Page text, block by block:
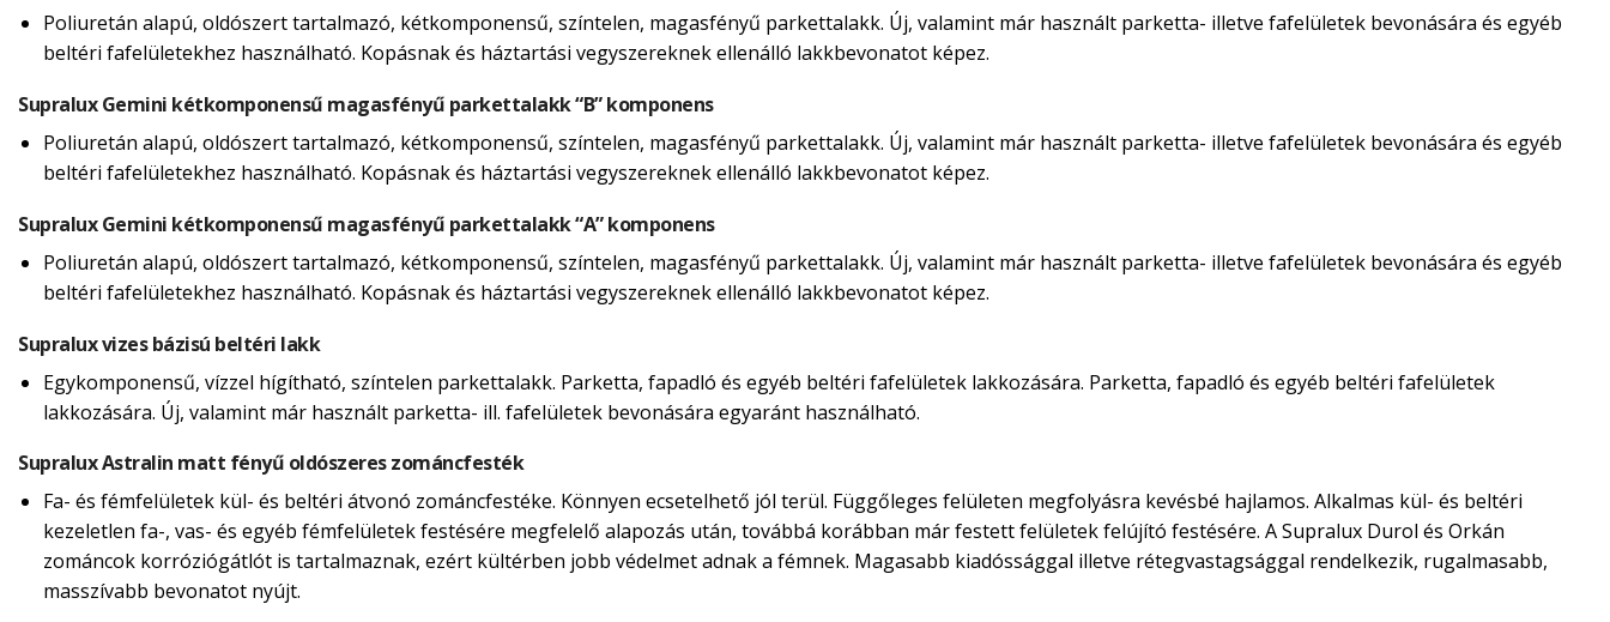
Poliuretán alapú, oldószert tartalmazó, kétkomponensű, színtelen, magasfényű parkettalakk. Új, valamint már használt parketta- illetve fafelületek bevonására és egyéb
beltéri fafelületekhez használható. Kopásnak és háztartási vegyszereknek ellenálló lakkbevonatot képez.
Supralux Gemini kétkomponensű magasfényű parkettalakk “B” komponens
Poliuretán alapú, oldószert tartalmazó, kétkomponensű, színtelen, magasfényű parkettalakk. Új, valamint már használt parketta- illetve fafelületek bevonására és egyéb
beltéri fafelületekhez használható. Kopásnak és háztartási vegyszereknek ellenálló lakkbevonatot képez.
Supralux Gemini kétkomponensű magasfényű parkettalakk “A” komponens
Poliuretán alapú, oldószert tartalmazó, kétkomponensű, színtelen, magasfényű parkettalakk. Új, valamint már használt parketta- illetve fafelületek bevonására és egyéb
beltéri fafelületekhez használható. Kopásnak és háztartási vegyszereknek ellenálló lakkbevonatot képez.
Supralux vizes bázisú beltéri lakk
Egykomponensű, vízzel hígítható, színtelen parkettalakk. Parketta, fapadló és egyéb beltéri fafelületek lakkozására. Parketta, fapadló és egyéb beltéri fafelületek
lakkozására. Új, valamint már használt parketta- ill. fafelületek bevonására egyaránt használható.
Supralux Astralin matt fényű oldószeres zománcfesték
Fa- és fémfelületek kül- és beltéri átvonó zománcfestéke. Könnyen ecsetelhető jól terül. Függőleges felületen megfolyásra kevésbé hajlamos. Alkalmas kül- és beltéri
kezeletlen fa-, vas- és egyéb fémfelületek festésére megfelelő alapozás után, továbbá korábban már festett felületek felújító festésére. A Supralux Durol és Orkán
zománcok korróziógátlót is tartalmaznak, ezért kültérben jobb védelmet adnak a fémnek. Magasabb kiadóssággal illetve rétegvastagsággal rendelkezik, rugalmasabb,
masszívabb bevonatot nyújt.